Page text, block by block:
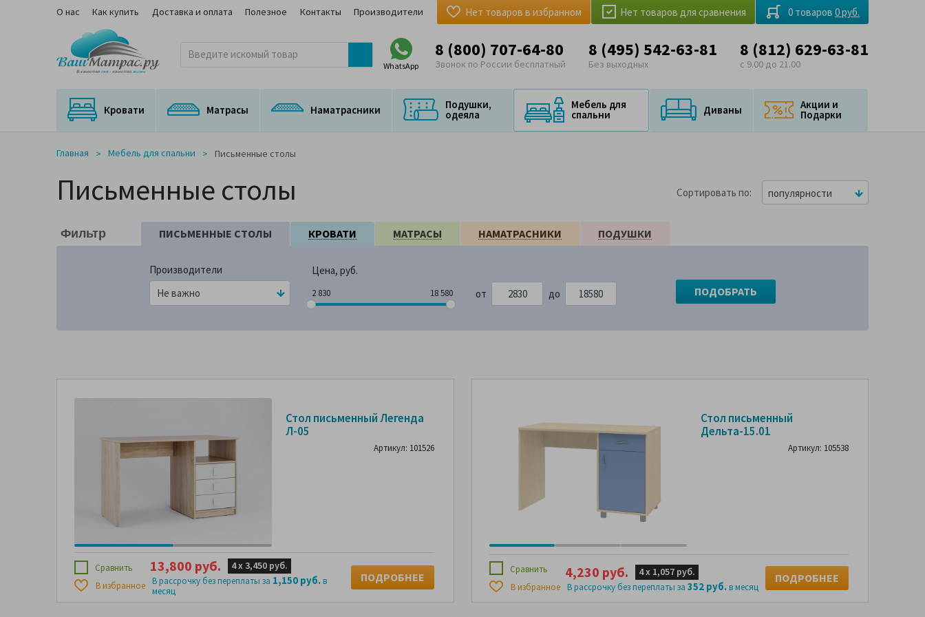
О нас Как купить Доставка и оплата Полезное Контакты Производители Нет товаров для сравнения
Нет товаров в избранном 0 товаров 0 руб.
WhatsApp
8 (800) 707-64-80
Звонок по России бесплатный
8 (495) 542-63-81
Без выходных
8 (812) 629-63-81
с 9.00 до 21.00
Кровати Матрасы Наматрасники Подушки,
одеяла
Мебель для
спальни Диваны Акции и
Подарки
Главная Мебель для спальни Письменные столы
Письменные столы Сортировать по популярности
Фильтр ПИСЬМЕННЫЕ СТОЛЫ КРОВАТИ МАТРАСЫ НАМАТРАСНИКИ ПОДУШКИ
Производители Цена, руб.
2 830 18 580
2 830 18 580 от до
Стол письменный Легенда
Л-05
Артикул: 101526
Сравнить
В избранное
13,800 руб. 4 х 3,450 руб.
В рассрочку без переплаты за 1,150 руб.в
месяц
ПОДРОБНЕЕ
Стол письменный
Дельта-15.01
Артикул: 105538
Сравнить
В избранное
4,230 руб. 4 х 1,057 руб.
В рассрочку без переплаты за 352 руб.в месяц
ПОДРОБНЕЕ